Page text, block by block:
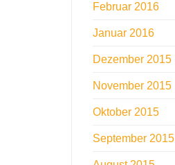
Februar 2016
Januar 2016
Dezember 2015
November 2015
Oktober 2015
September 2015